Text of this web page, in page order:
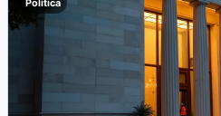
Politica